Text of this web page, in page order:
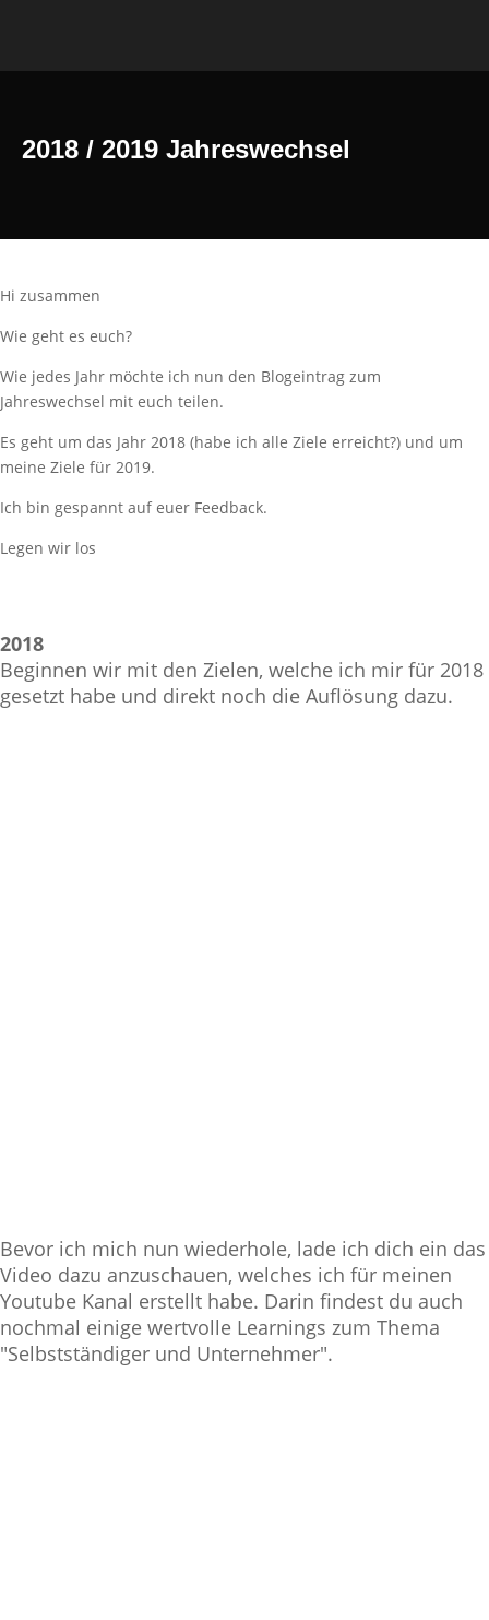
2018 / 2019 Jahreswechsel
Hi zusammen
Wie geht es euch?
Wie jedes Jahr möchte ich nun den Blogeintrag zum
Jahreswechsel mit euch teilen.
Es geht um das Jahr 2018 (habe ich alle Ziele erreicht?) und um
meine Ziele für 2019.
Ich bin gespannt auf euer Feedback.
Legen wir los
2018
Beginnen wir mit den Zielen, welche ich mir für 2018
gesetzt habe und direkt noch die Auflösung dazu.
Bevor ich mich nun wiederhole, lade ich dich ein das
Video dazu anzuschauen, welches ich für meinen
Youtube Kanal erstellt habe. Darin findest du auch
nochmal einige wertvolle Learnings zum Thema
"Selbstständiger und Unternehmer".